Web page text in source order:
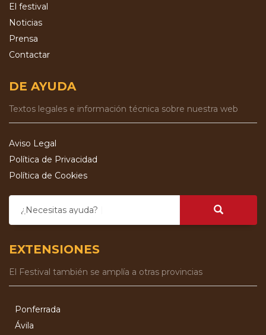
El festival
Noticias
Prensa
Contactar
DE AYUDA
Textos legales e información técnica sobre nuestra web
Aviso Legal
Política de Privacidad
Política de Cookies
¿Necesitas ayuda?
EXTENSIONES
El Festival también se amplía a otras provincias
Ponferrada
Ávila